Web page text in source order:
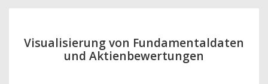
Visualisierung von Fundamentaldaten
und Aktienbewertungen